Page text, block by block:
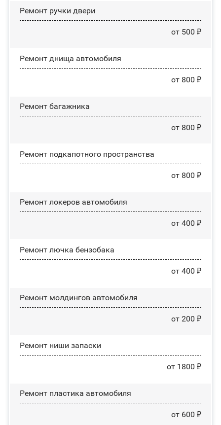
Ремонт ручки двери
от 500 ₽
Ремонт днища автомобиля
от 800 ₽
Ремонт багажника
от 800 ₽
Ремонт подкапотного пространства
от 800 ₽
Ремонт лoĸepoв автомобиля
от 400 ₽
Ремонт лючка бензобака
от 400 ₽
Ремонт молдингов автомобиля
от 200 ₽
Ремонт ниши запаски
от 1800 ₽
Ремонт пластика автомобиля
от 600 ₽